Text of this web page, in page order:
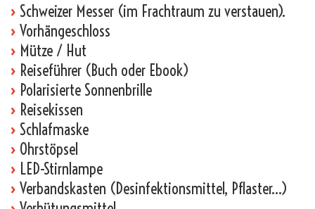
› Schweizer Messer (im Frachtraum zu verstauen).
› Vorhängeschloss
› Mütze / Hut
› Reiseführer (Buch oder Ebook)
› Polarisierte Sonnenbrille
› Reisekissen
› Schlafmaske
› Ohrstöpsel
› LED-Stirnlampe
› Verbandskasten (Desinfektionsmittel, Pflaster…)